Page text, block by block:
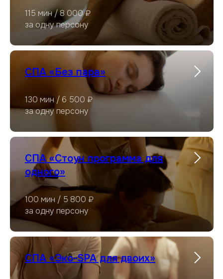
115 мин / 8 000 ₽
за одну персону
СПА «Без пара»
130 мин / 6 500 ₽
за одну персону
СПА «Стоун программа для
одного»
100 мин / 5 800 ₽
за одну персону
СПА «Эко-SPA для двоих»